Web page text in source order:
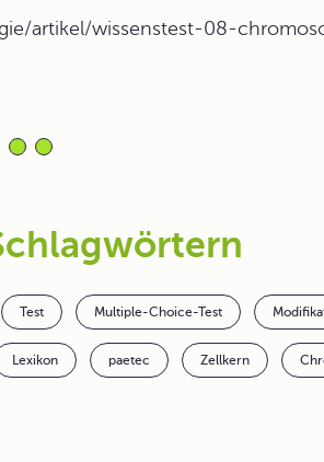
artikel/wissenstest-08-
Test Multiple-Choice-Test
Lexikon paetec Zellkern